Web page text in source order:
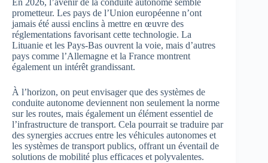
En 2026, l’avenir de la conduite autonome semble
prometteur. Les pays de l’Union européenne n’ont
jamais été aussi enclins à mettre en œuvre des
réglementations favorisant cette technologie. La
Lituanie et les Pays-Bas ouvrent la voie, mais d’autres
pays comme l’Allemagne et la France montrent
également un intérêt grandissant.
À l’horizon, on peut envisager que des systèmes de
conduite autonome deviennent non seulement la norme
sur les routes, mais également un élément essentiel de
l’infrastructure de transport. Cela pourrait se traduire par
des synergies accrues entre les véhicules autonomes et
les systèmes de transport publics, offrant un éventail de
solutions de mobilité plus efficaces et polyvalentes.